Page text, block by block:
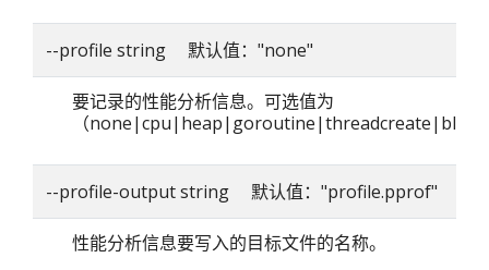
--profile string 默认值："none"
要记录的性能分析信息。可选值为
（
--profile-output string 默认值："profile.pprof"
性能分析信息要写入的目标文件的名称。